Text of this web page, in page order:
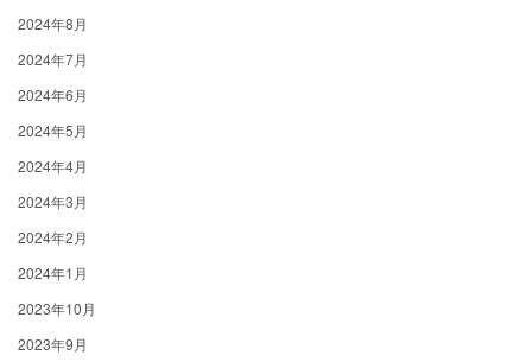
2024年8月
2024年7月
2024年6月
2024年5月
2024年4月
2024年3月
2024年2月
2024年1月
2023年10月
2023年9月